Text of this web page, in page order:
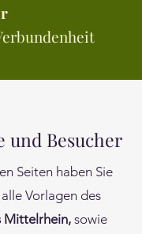
und Besucher
Seiten haben Sie
Vorlagen des
Mittelrhein, sowie